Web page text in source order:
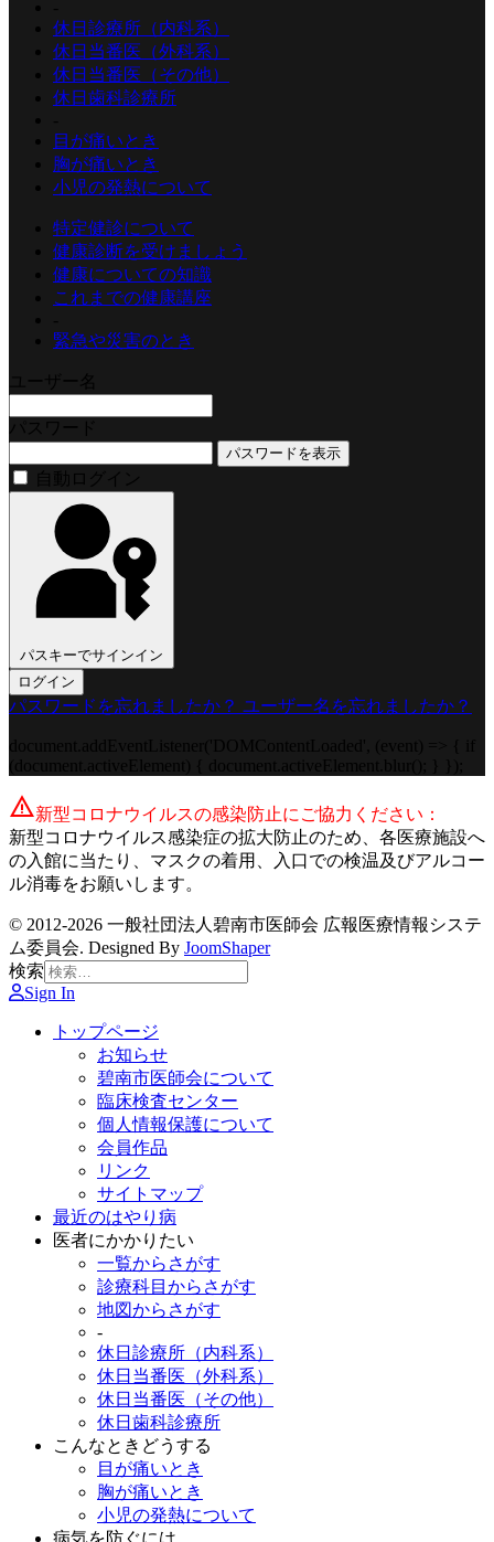
休日診療所（内科系）
休日当番医（外科系）
休日当番医（その他）
休日歯科診療所
目が痛いとき
胸が痛いとき
小児の発熱について
特定健診について
健康診断を受けましょう
健康についての知識
これまでの健康講座
緊急や災害のとき
パスワードを表示
パスキーでサインイン
ログイン
パスワードを忘れましたか？ ユーザー名を忘れましたか？
warning新型コロナウイルスの感染防止にご協力ください：
新型コロナウイルス感染症の拡大防止のため、各医療施設へ
の入館に当たり、マスクの着用、入口での検温及びアルコー
ル消毒をお願いします。
© 2012-2026 一般社団法人碧南市医師会 広報医療情報システ
ム委員会. Designed By JoomShaper
検索
Sign In
トップページ
お知らせ
碧南市医師会について
臨床検査センター
個人情報保護について
会員作品
リンク
サイトマップ
最近のはやり病
医者にかかりたい
一覧からさがす
診療科目からさがす
地図からさがす
-
休日診療所（内科系）
休日当番医（外科系）
休日当番医（その他）
休日歯科診療所
こんなときどうする
目が痛いとき
胸が痛いとき
小児の発熱について